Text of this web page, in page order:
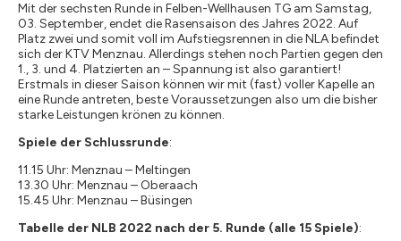
Mit der sechsten Runde in Felben-Wellhausen TG am Samstag,
03. September, endet die Rasensaison des Jahres 2022. Auf
Platz zwei und somit voll im Aufstiegsrennen in die NLA befindet
sich der KTV Menznau. Allerdings stehen noch Partien gegen den
1., 3. und 4. Platzierten an – Spannung ist also garantiert!
Erstmals in dieser Saison können wir mit (fast) voller Kapelle an
eine Runde antreten, beste Voraussetzungen also um die bisher
starke Leistungen krönen zu können.
Spiele der Schlussrunde:
11.15 Uhr: Menznau – Meltingen
13.30 Uhr: Menznau – Oberaach
15.45 Uhr: Menznau – Büsingen
Tabelle der NLB 2022 nach der 5. Runde (alle 15 Spiele):